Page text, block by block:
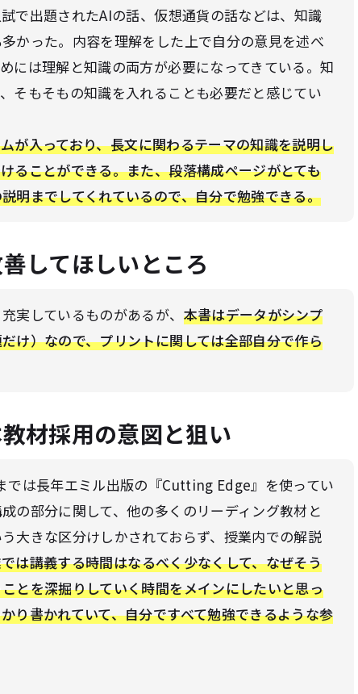
で出題されたAIの話、仮想通貨の話などは、知識
かった。内容を理解をした上で自分の意見を述べ
には理解と知識の両方が必要になってきている。知
そもそもの知識を入れることも必要だと感じてい
が入っており、長文に関わるテーマの知識を説明し
ることができる。また、段落構成ページがとても
明までしてくれているので、自分で勉強できる。
してほしいところ
実しているものがあるが、 本書はデータがシンプ
け）なので、プリントに関しては全部自分で作ら
材採用の意図と狙い
では長年エミル出版の『Cutting Edge』を使ってい
の部分に関して、他の多くのリーディング教材と
大きな区分けしかされておらず、授業内での解説
は講義する時間はなるべく少なくして、なぜそう
とを深掘りしていく時間をメインにしたいと思っ
り書かれていて、自分ですべて勉強できるような参